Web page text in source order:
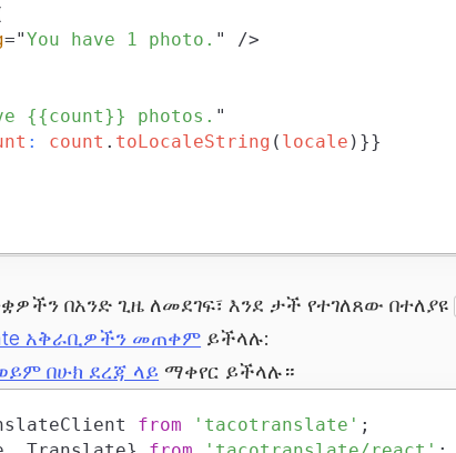
="You have 1 photo. "
/>
{{count}} photos. "
: count . toLocaleString ( locale ) }}
በአንድ ጊዜ ለመደገፍ፣ እንደ ታች የተገለጸው በተለያዩ
አቅራቢዎችን መጠቀም ይችላሉ:
በሁክ ደረጃ ላይ ማቀየር ይችላሉ።
from 'tacotranslate' ;